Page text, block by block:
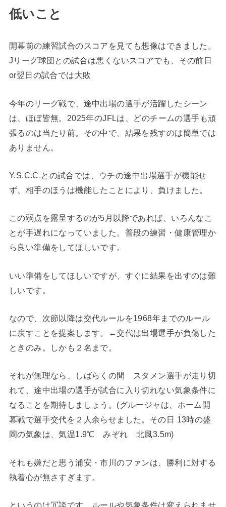
低いこと
開幕前の練習試合のスコアを見ても想像はできました。
Jリーグ球団との試合は悪くないスコアでも、その前日
or翌日の試合では大敗
今年のリーグ戦で、途中出場の選手が活躍したシーン
は、ほぼ皆無。2025年のJFLは、どのチームの選手も頑
張るのは当たり前。その中で、結果を残すのは簡単では
ありません。
Y.S.C.C.との試合では、ウチの途中出場選手が機能せ
ず、相手のほうは機能したことにより、負けました。
この弱点を露呈するのが5月以降であれば、いろんなこ
とが手遅れになっていました。普段の練習・健康管理か
ら良い準備をしてほしいです。
いい準備をしてほしいですが、すぐに結果を出すのは難
しいです。
なので、次節以降は交代ルールを1968年までのルール
に戻すことを提案します。←交代は出場選手が負傷した
ときのみ。しかも２名まで。
それが無理なら、しばらくの間 スタメン選手が走り切
れて、途中出場の選手が試合に入り切れない気象条件に
なることを期待しましょう。(グルージャは、ホーム開
幕戦で選手交代を２人余らせました。その日 13時の盛
岡の気象は、気温1.9℃ みぞれ 北風3.5m)
それも嫌だと思う浦安・市川のファンは、勝利に対する
執着心が無さすぎます。
というのは冗談です。ルールや気象条件は変えられませ